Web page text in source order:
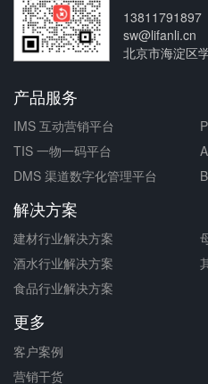
13811791897
sw@lifanli.cn
北京市海淀区
产品服务
IMS 互动营销平台
TIS 一物一码平台
DMS 渠道数字化管理平台
解决方案
建材行业解决方案
酒水行业解决方案
食品行业解决方案
更多
客户案例
营销干货